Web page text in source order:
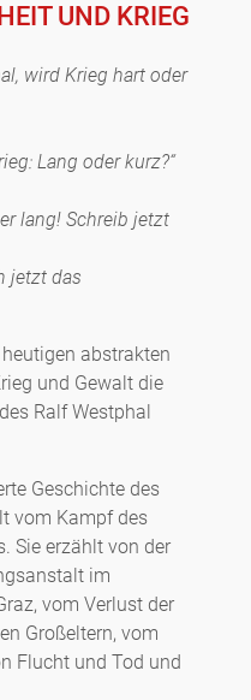
UND KRIEG
wird Krieg hart oder
Lang oder kurz?“
lang! Schreib jetzt
jetzt das
abstrakten
und Gewalt die
Ralf Westphal
Geschichte des
vom Kampf des
Sie erzählt von der
im
vom Verlust der
Großeltern, vom
Flucht und Tod und